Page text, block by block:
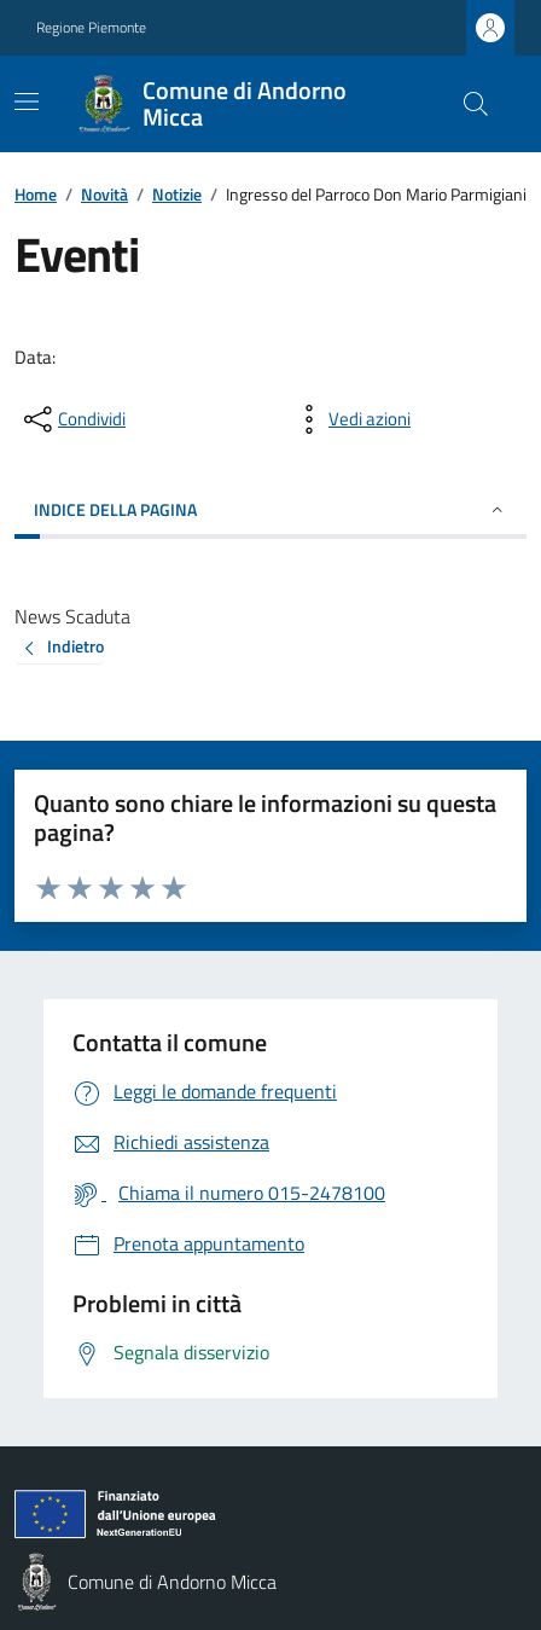
Regione Piemonte
Comune di Andorno
Micca
Home / Novità / Notizie / Ingresso del Parroco Don Mario Parmigiani
Eventi
Data:
Condividi Vedi azioni
INDICE DELLA PAGINA
News Scaduta
Indietro
Quanto sono chiare le informazioni su questa
pagina?
Valuta da 1 a 5 stelle la pagina
Valuta 5 stelle su 5
Valuta 4 stelle su 5
Valuta 3 stelle su 5
Valuta 2 stelle su 5
Valuta 1 stelle su 5
Contatta il comune
Leggi le domande frequenti
Richiedi assistenza
Chiama il numero 015-2478100
Prenota appuntamento
Problemi in città
Segnala disservizio
Comune di Andorno Micca